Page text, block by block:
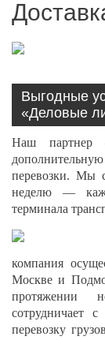
Выгодные
«Деловые
Наш партнер
перевозки. Мы
неделю —
терминала
компания
Москве и
протяжении
сотрудничает
перевозку